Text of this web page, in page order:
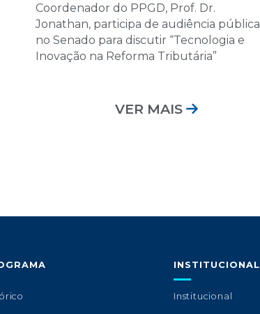
Coordenador do PPGD, Prof. Dr.
Jonathan, participa de audiência pública
no Senado para discutir “Tecnologia e
Inovação na Reforma Tributária”
VER MAIS
INSTITUCIONAL
Institucional